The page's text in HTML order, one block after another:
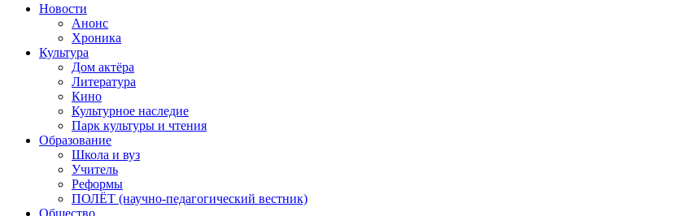
Новости
Анонс
Хроника
Культура
Дом актёра
Литература
Кино
Культурное наследие
Парк культуры и чтения
Образование
Школа и вуз
Учитель
Реформы
ПОЛЁТ (научно-педагогический вестник)
Общество